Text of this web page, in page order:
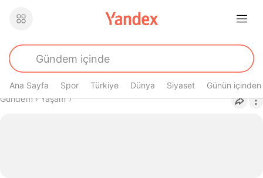
Ana Sayfa Spor Türkiye Dünya Siyaset Günün içinden
Buradasın
Gündem› Yaşam›